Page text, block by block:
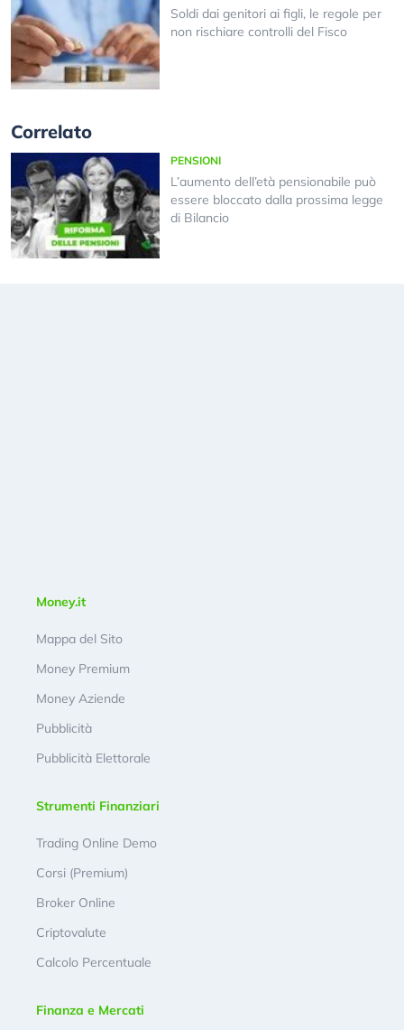
Soldi dai genitori ai figli, le regole per
non rischiare controlli del Fisco
Correlato
PENSIONI
L’aumento dell’età pensionabile può
essere bloccato dalla prossima legge
di Bilancio
Money.it
Mappa del Sito
Money Premium
Money Aziende
Pubblicità
Pubblicità Elettorale
Strumenti Finanziari
Trading Online Demo
Corsi (Premium)
Broker Online
Criptovalute
Calcolo Percentuale
Finanza e Mercati